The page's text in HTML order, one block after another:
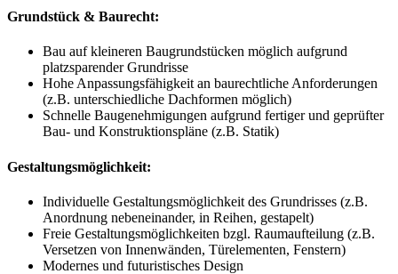
Grundstück & Baurecht:
Bau auf kleineren Baugrundstücken möglich aufgrund
platzsparender Grundrisse
Hohe Anpassungsfähigkeit an baurechtliche Anforderungen
(z.B. unterschiedliche Dachformen möglich)
Schnelle Baugenehmigungen aufgrund fertiger und geprüfter
Bau- und Konstruktionspläne (z.B. Statik)
Gestaltungsmöglichkeit:
Individuelle Gestaltungsmöglichkeit des Grundrisses (z.B.
Anordnung nebeneinander, in Reihen, gestapelt)
Freie Gestaltungsmöglichkeiten bzgl. Raumaufteilung (z.B.
Versetzen von Innenwänden, Türelementen, Fenstern)
Modernes und futuristisches Design